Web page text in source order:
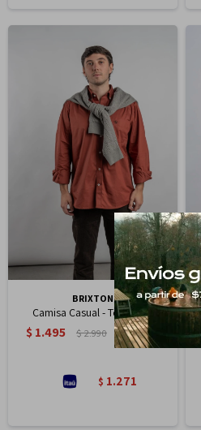
BRIXTON
Camisa Casual - Terracota
$ 1.495 $2.990 50
$ 1.271